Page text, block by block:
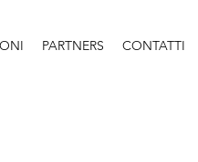
PARTNERS CONTATTI